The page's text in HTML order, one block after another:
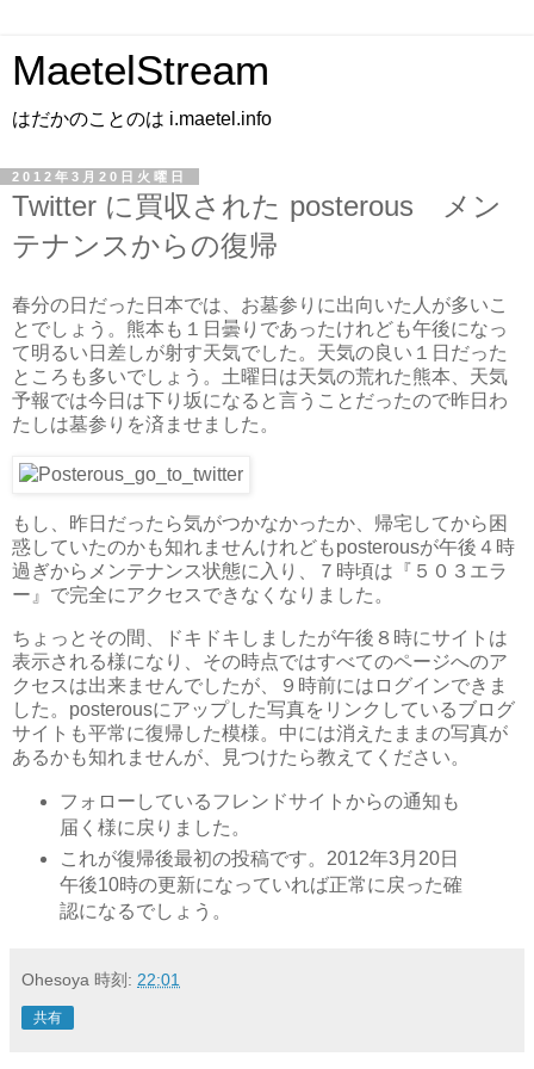
MaetelStream
はだかのことのは i.maetel.info
2012年3月20日火曜日
Twitter に買収された posterous メン
テナンスからの復帰
春分の日だった日本では、お墓参りに出向いた人が多いこ
とでしょう。熊本も１日曇りであったけれども午後になっ
て明るい日差しが射す天気でした。天気の良い１日だった
ところも多いでしょう。土曜日は天気の荒れた熊本、天気
予報では今日は下り坂になると言うことだったので昨日わ
たしは墓参りを済ませました。
もし、昨日だったら気がつかなかったか、帰宅してから困
惑していたのかも知れませんけれどもposterousが午後４時
過ぎからメンテナンス状態に入り、７時頃は『５０３エラ
ー』で完全にアクセスできなくなりました。
ちょっとその間、ドキドキしましたが午後８時にサイトは
表示される様になり、その時点ではすべてのページへのア
クセスは出来ませんでしたが、９時前にはログインできま
した。posterousにアップした写真をリンクしているブログ
サイトも平常に復帰した模様。中には消えたままの写真が
あるかも知れませんが、見つけたら教えてください。
フォローしているフレンドサイトからの通知も
届く様に戻りました。
これが復帰後最初の投稿です。2012年3月20日
午後10時の更新になっていれば正常に戻った確
認になるでしょう。
Ohesoya 時刻: 22:01
共有